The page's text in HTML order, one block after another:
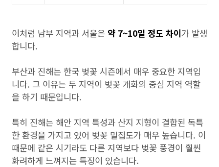
이처럼 남부 지역과 서울은 약 7~10일 정도 차이가 발생
합니다.
부산과 진해는 한국 벚꽃 시즌에서 매우 중요한 지역입
니다. 그 이유는 두 지역이 벚꽃 개화의 중심 지역 역할
을 하기 때문입니다.
특히 진해는 해안 지역 특성과 산지 지형이 결합된 독특
한 환경을 가지고 있어 벚꽃 밀집도가 매우 높습니다. 이
때문에 같은 시기라도 다른 지역보다 벚꽃 풍경이 훨씬
화려하게 느껴지는 특징이 있습니다.